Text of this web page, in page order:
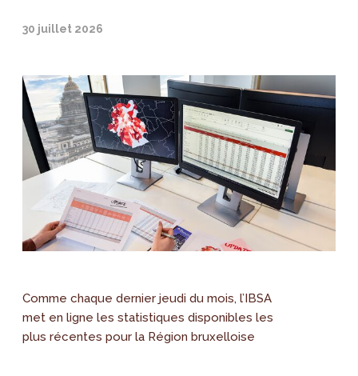
30 juillet 2026
Comme chaque dernier jeudi du mois, l’IBSA
met en ligne les statistiques disponibles les
plus récentes pour la Région bruxelloise